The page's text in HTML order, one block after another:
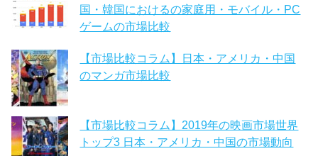
国・韓国におけるの家庭用・モバイル・PC
ゲームの市場比較
【市場比較コラム】日本・アメリカ・中国
のマンガ市場比較
【市場比較コラム】2019年の映画市場世界
トップ3 日本・アメリカ・中国の市場動向